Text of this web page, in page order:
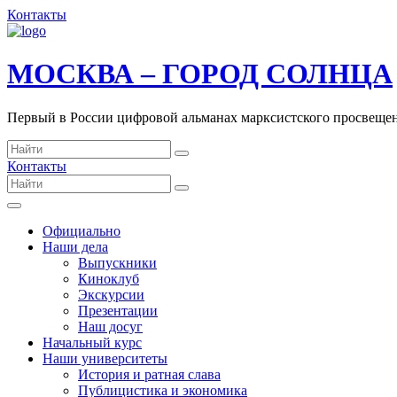
Контакты
МОСКВА – ГОРОД СОЛНЦА
Первый в России цифровой альманах марксистского
Контакты
Официально
Наши дела
Выпускники
Киноклуб
Экскурсии
Презентации
Наш досуг
Начальный курс
Наши университеты
История и ратная слава
Публицистика и экономика